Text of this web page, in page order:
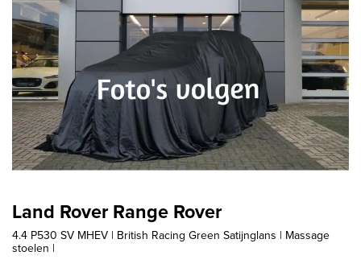
Land Rover Range Rover
4.4 P530 SV MHEV | British Racing Green Satijnglans | Massage
stoelen |